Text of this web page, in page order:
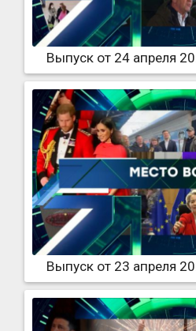
Выпуск от 24 апреля
Выпуск от 23 апреля